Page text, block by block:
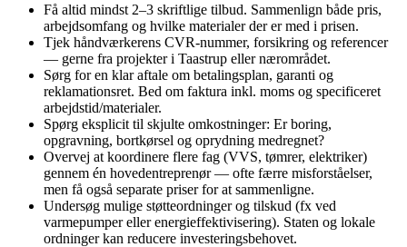
Få altid mindst 2–3 skriftlige tilbud. Sammenlign både pris,
arbejdsomfang og hvilke materialer der er med i prisen.
Tjek håndværkerens CVR‑nummer, forsikring og referencer
— gerne fra projekter i Taastrup eller nærområdet.
Sørg for en klar aftale om betalingsplan, garanti og
reklamationsret. Bed om faktura inkl. moms og specificeret
arbejdstid/materialer.
Spørg eksplicit til skjulte omkostninger: Er boring,
opgravning, bortkørsel og oprydning medregnet?
Overvej at koordinere flere fag (VVS, tømrer, elektriker)
gennem én hovedentreprenør — ofte færre misforståelser,
men få også separate priser for at sammenligne.
Undersøg mulige støtteordninger og tilskud (fx ved
varmepumper eller energieffektivisering). Staten og lokale
ordninger kan reducere investeringsbehovet.